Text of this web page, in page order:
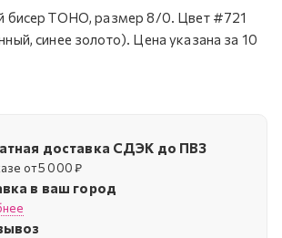
бисер TOHO, размер 8/0. Цвет #721
синее золото). Цена указана за 10
доставка СДЭК до ПВЗ
от 5 000 ₽
в ваш город